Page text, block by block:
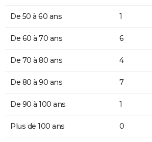
De 50 à 60 ans 1
De 60 à 70 ans 6
De 70 à 80 ans 4
De 80 à 90 ans 7
De 90 à 100 ans 1
Plus de 100 ans 0